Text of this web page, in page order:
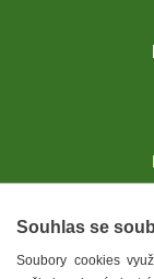
Souhlas se
Soubory cookies